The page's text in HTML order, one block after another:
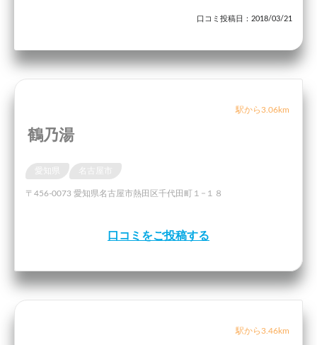
口コミ投稿日：2018/03/21
駅から3.06km
鶴乃湯
名古屋市
〒456-0073 愛知県名古屋市熱田区千代田町１−１８
口コミをご投稿する
駅から3.46km